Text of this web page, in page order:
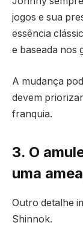
jogos e sua
essência
e baseada nos
A mudança
devem
franquia.
3. O
uma
Outro detalhe
Shinnok.